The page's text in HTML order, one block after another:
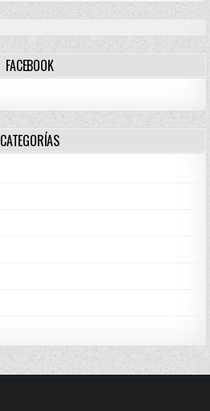
FACEBOOK
CATEGORÍAS